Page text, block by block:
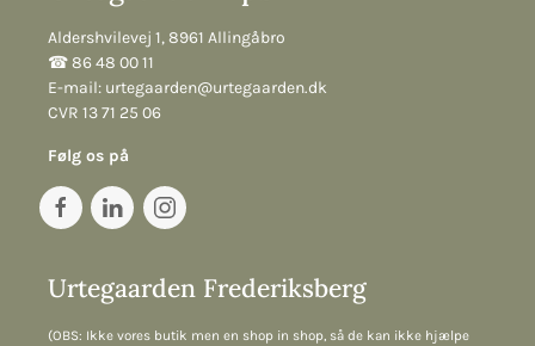
Aldershvilevej 1, 8961 Allingåbro
☎︎ 86 48 00 11
E-mail: urtegaarden@urtegaarden.dk
CVR 13 71 25 06
Følg os på
Urtegaarden Frederiksberg
(OBS: Ikke vores butik men en shop in shop, så de kan ikke hjælpe